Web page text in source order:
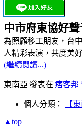
中市府東協好
為照顧移工朋友，台
人精彩表演，共度美
(繼續閱讀...)
東南亞 發表在 痞客邦
個人分類： 【
▲top